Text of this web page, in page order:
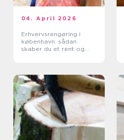
04. April 2026
Erhvervsrengøring i
københavn: sådan
skaber du et rent og